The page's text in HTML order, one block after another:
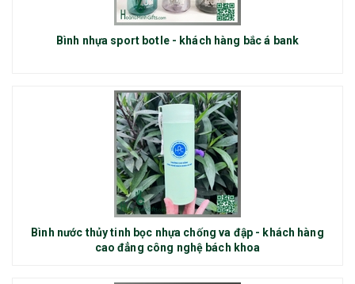
Bình nhựa sport botle - khách hàng bắc á bank
Bình nước thủy tinh bọc nhựa chống va đập - khách hàng
cao đẳng công nghệ bách khoa